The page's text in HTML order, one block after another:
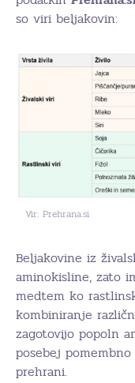
so viri beljakovin:
Vir: Prehrana.si
Beljakovine iz
aminokisline, zato
medtem ko
kombiniranje
zagotovijo popoln
posebej
prehrani.